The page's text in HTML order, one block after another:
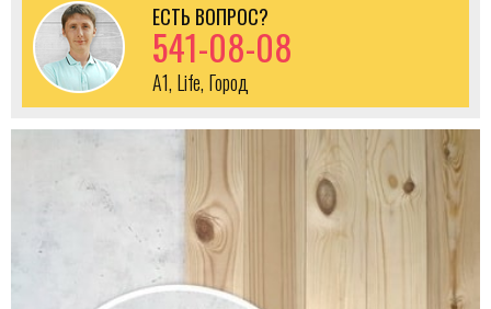
ЕСТЬ ВОПРОС?
541-08-08
A1, Life, Город